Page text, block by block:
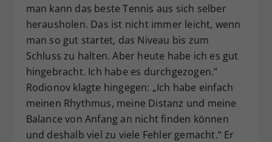
man kann das beste Tennis aus sich selber
herausholen. Das ist nicht immer leicht, wenn
man so gut startet, das Niveau bis zum
Schluss zu halten. Aber heute habe ich es gut
hingebracht. Ich habe es durchgezogen.“
Rodionov klagte hingegen: „Ich habe einfach
meinen Rhythmus, meine Distanz und meine
Balance von Anfang an nicht finden können
und deshalb viel zu viele Fehler gemacht.“ Er